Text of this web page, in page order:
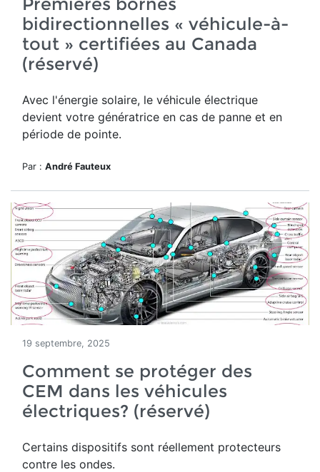
bidirectionnelles « véhicule-à-
tout » certifiées au Canada
(réservé)
Avec l'énergie solaire, le véhicule électrique
devient votre génératrice en cas de panne et en
période de pointe.
Par : André Fauteux
19 septembre, 2025
Comment se protéger des
CEM dans les véhicules
électriques? (réservé)
Certains dispositifs sont réellement protecteurs
contre les ondes.